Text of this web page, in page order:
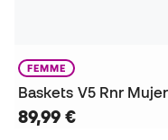
FEMME
Baskets V5 Rnr Mujer
89,99 €